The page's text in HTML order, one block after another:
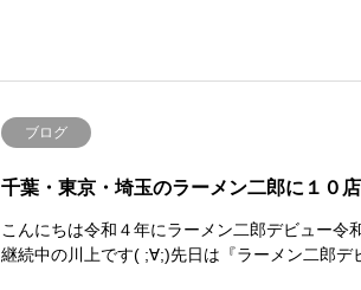
ブログ
千葉・東京・埼玉のラーメン二郎に１０
こんにちは令和４年にラーメン二郎デビュー令
継続中の川上です( ;∀;)先日は『ラーメン二郎デ